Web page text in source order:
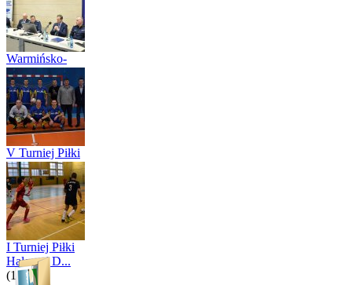
Warmińsko-
Mazurska
Policj... (10)
V Turniej Piłki
Nożnej Ha...
(18)
I Turniej Piłki
Halowej D...
(12)